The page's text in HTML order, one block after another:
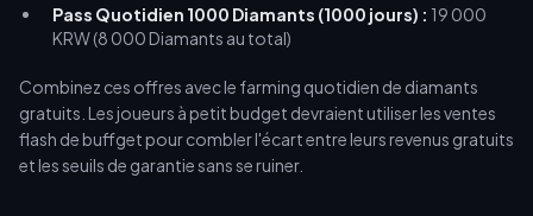
Pass Quotidien 1000 Diamants (1000 jours) : 19 000
KRW (8 000 Diamants au total)
Combinez ces offres avec le farming quotidien de diamants
gratuits. Les joueurs à petit budget devraient utiliser les ventes
flash de buffget pour combler l'écart entre leurs revenus gratuits
et les seuils de garantie sans se ruiner.